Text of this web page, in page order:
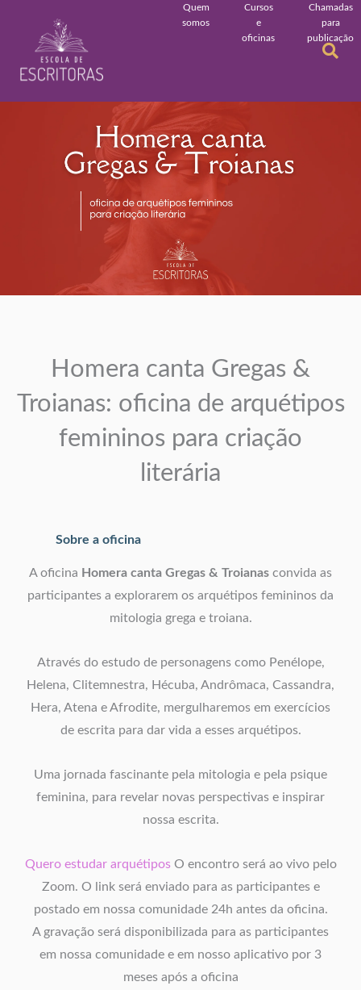
Quem
somos
Cursos
e
oficinas
Chamadas
para
publicação
Homera canta Gregas &
Troianas: oficina de arquétipos
femininos para criação
literária
Sobre a oficina
A oficina Homera canta Gregas & Troianas convida as
participantes a explorarem os arquétipos femininos da
mitologia grega e troiana.
Através do estudo de personagens como Penélope,
Helena, Clitemnestra, Hécuba, Andrômaca, Cassandra,
Hera, Atena e Afrodite, mergulharemos em exercícios
de escrita para dar vida a esses arquétipos.
Uma jornada fascinante pela mitologia e pela psique
feminina, para revelar novas perspectivas e inspirar
nossa escrita.
Quero estudar arquétipos O encontro será ao vivo pelo
Zoom. O link será enviado para as participantes e
postado em nossa comunidade 24h antes da oficina.
A gravação será disponibilizada para as participantes
em nossa comunidade e em nosso aplicativo por 3
meses após a oficina